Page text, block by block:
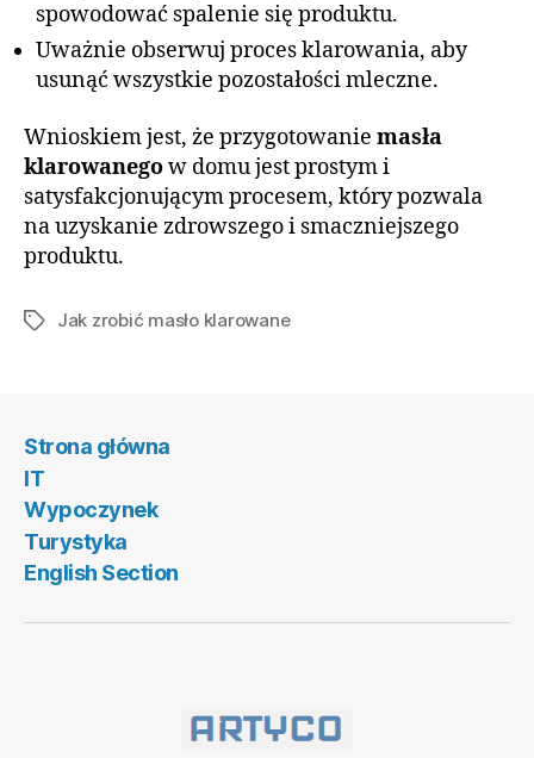
spowodować spalenie się produktu.
Uważnie obserwuj proces klarowania, aby
usunąć wszystkie pozostałości mleczne.
Wnioskiem jest, że przygotowanie masła
klarowanegow domu jest prostym i
satysfakcjonującym procesem, który pozwala
na uzyskanie zdrowszego i smaczniejszego
produktu.
TagiJak zrobić masło klarowane
Strona główna
IT
Wypoczynek
Turystyka
English Section